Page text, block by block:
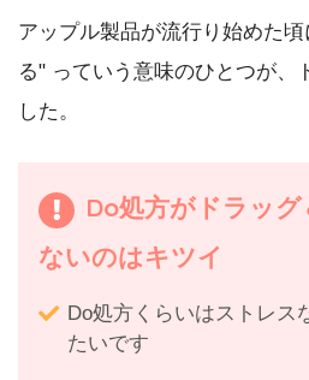
アップル製品が流行り始めた
る" っていう意味のひとつが、
した。
Do処方がドラッ
ないのはキツイ
Do処方くらいはストレス
たいです